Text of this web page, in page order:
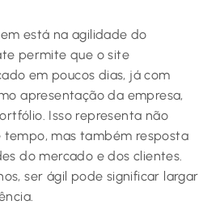
está na agilidade do
permite que o site
em poucos dias, já com
apresentação da empresa,
Isso representa não
tempo, mas também resposta
do mercado e dos clientes.
ser ágil pode significar largar